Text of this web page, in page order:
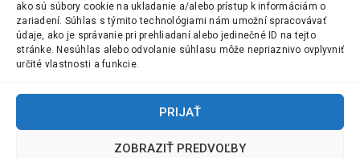
ako sú súbory cookie na ukladanie a/alebo prístup k informáciám o
zariadení. Súhlas s týmito technológiami nám umožní spracovávať
údaje, ako je správanie pri prehliadaní alebo jedinečné ID na tejto
stránke. Nesúhlas alebo odvolanie súhlasu môže nepriaznivo ovplyvniť
určité vlastnosti a funkcie.
PRIJAŤ
ZOBRAZIŤ PREDVOĽBY
© 2024 Vstavanky.sk. Všetky práva vyhradené.